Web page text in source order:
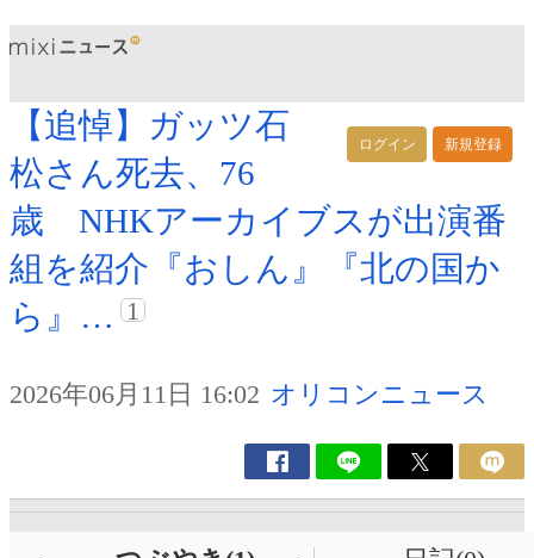
ログイン 新規登録
【追悼】ガッツ石
松さん死去、76
歳 NHKアーカイブスが出演番
組を紹介『おしん』『北の国か
ら』… 1
2026年06月11日 16:02 オリコンニュース